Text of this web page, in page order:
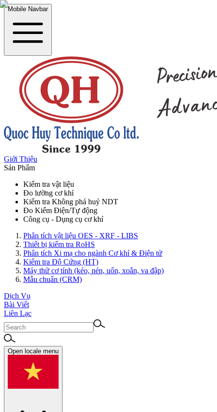
Mobile Navbar
Giới Thiệu
Sản Phẩm
Kiểm tra vật liệu
Đo lường cơ khí
Kiểm tra Không phá huỷ NDT
Đo Kiểm Điện/Tự động
Công cụ - Dụng cụ cơ khí
Phân tích vật liệu OES - XRF - LIBS
Thiết bị kiểm tra RoHS
Phân tích Xi mạ cho ngành Cơ khí & Điện tử
Kiểm tra Độ Cứng (HT)
Máy thử cơ tính (kéo, nén, uốn, xoắn, va đập)
Mẫu chuẩn (CRM)
Dịch Vụ
Bài Viết
Liên Lạc
Open locale menu